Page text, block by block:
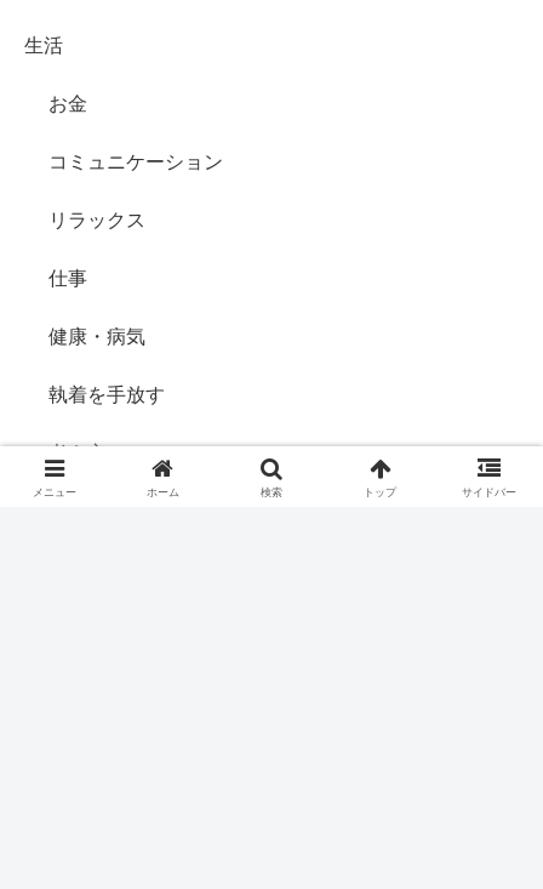
生活
お金
コミュニケーション
リラックス
仕事
健康・病気
執着を手放す
考え方
メニュー ホーム 検索 トップ サイドバー